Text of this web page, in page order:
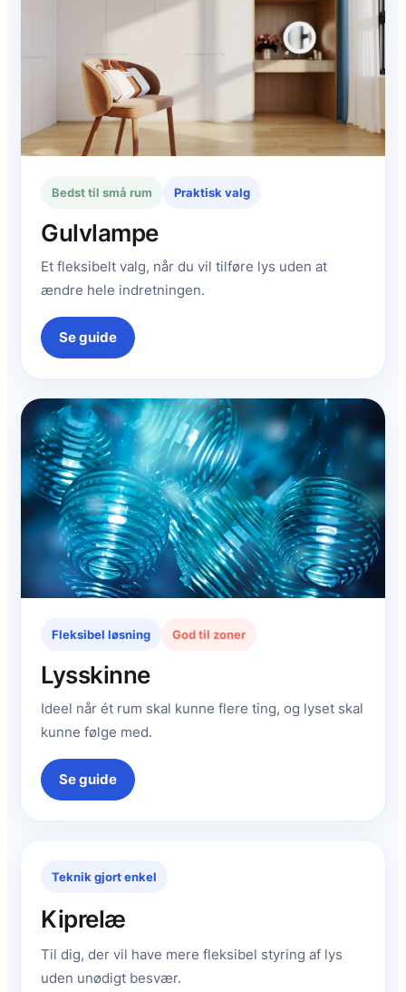
Bedst til små rum Praktisk valg
Gulvlampe
Et fleksibelt valg, når du vil tilføre lys uden at
ændre hele indretningen.
Se guide
Fleksibel løsning God til zoner
Lysskinne
Ideel når ét rum skal kunne flere ting, og lyset skal
kunne følge med.
Se guide
Teknik gjort enkel
Kiprelæ
Til dig, der vil have mere fleksibel styring af lys
uden unødigt besvær.